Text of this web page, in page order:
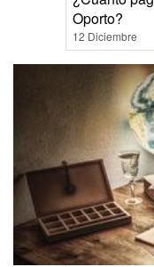
Oporto?
12 Diciembre